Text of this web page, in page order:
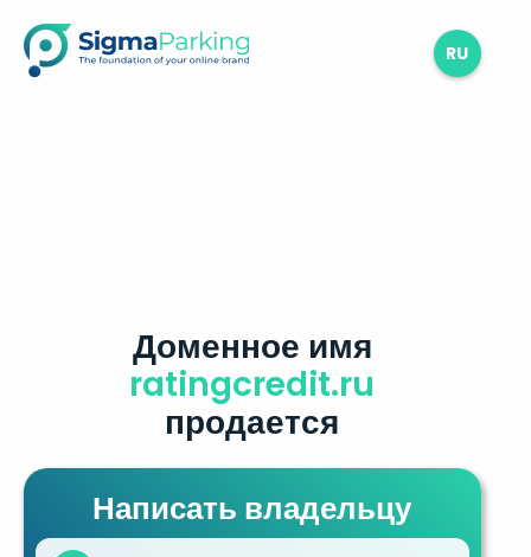
RU
Доменное имя
ratingcredit.ru
продается
Написать владельцу